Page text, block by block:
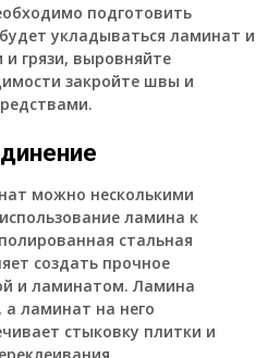
подготовить
укладываться ламинат и
грязи, выровняйте
закройте швы и
можно несколькими
ламина к
стальная
создать прочное
и ламинатом. Ламина
а ламинат на него
стыковку плитки и